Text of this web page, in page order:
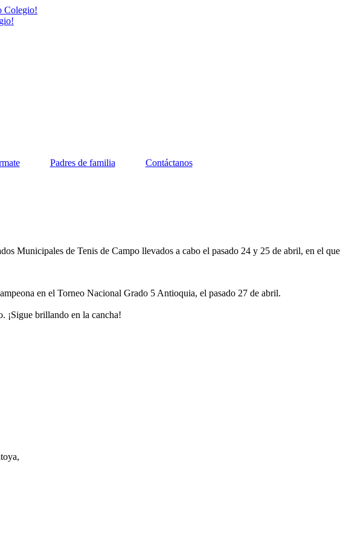
Colegio!
Padres de familia
Contáctanos
Municipales de Tenis de Campo llevados a cabo el pasado 24 y 25 de abril, en el que
en el Torneo Nacional Grado 5 Antioquia, el pasado 27 de abril.
¡Sigue brillando en la cancha!